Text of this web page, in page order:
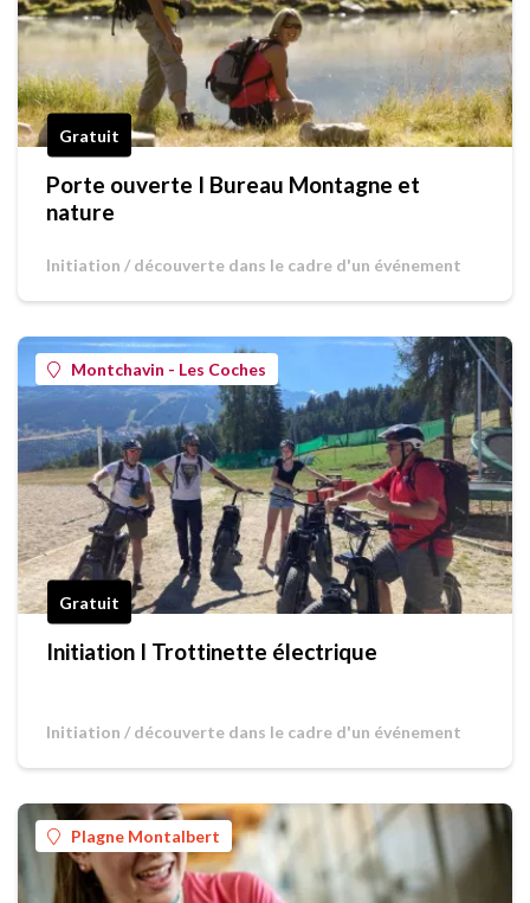
Gratuit
Porte ouverte I Bureau Montagne et
nature
Initiation / découverte dans le cadre d'un événement
Montchavin - Les Coches
Gratuit
Initiation I Trottinette électrique
Initiation / découverte dans le cadre d'un événement
Plagne Montalbert